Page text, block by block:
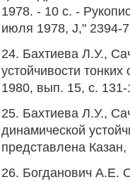
1978. - 10 с. -
июля 1978, J," 2394-
24. Бахтиева Л.У.,
устойчивости
1980, вып. 15, с. 131-
25. Бахтиева Л.У.,
динамической
представлена
26. Богданович А.Е.